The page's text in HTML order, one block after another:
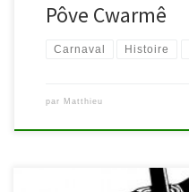
Pôve Cwarmê
Carnaval Histoire
par Matthieu